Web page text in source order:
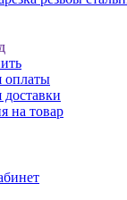
оплаты
доставки
на товар